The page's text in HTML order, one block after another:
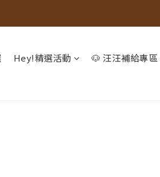
Hey!精選活動 🐶 汪汪補給專區